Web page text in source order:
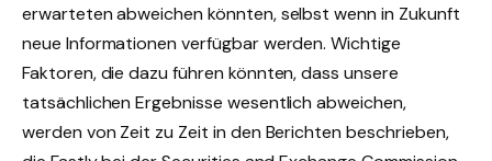
erwarteten abweichen könnten, selbst wenn in Zukunft
neue Informationen verfügbar werden. Wichtige
Faktoren, die dazu führen könnten, dass unsere
tatsächlichen Ergebnisse wesentlich abweichen,
werden von Zeit zu Zeit in den Berichten beschrieben,